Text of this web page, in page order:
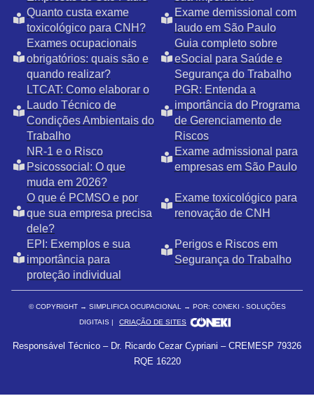
Quanto custa exame
toxicológico para CNH?
Exame demissional com
laudo em São Paulo
Exames ocupacionais
obrigatórios: quais são e
quando realizar?
Guia completo sobre
eSocial para Saúde e
Segurança do Trabalho
LTCAT: Como elaborar o
Laudo Técnico de
Condições Ambientais do
Trabalho
PGR: Entenda a
importância do Programa
de Gerenciamento de
Riscos
NR-1 e o Risco
Psicossocial: O que
muda em 2026?
Exame admissional para
empresas em São Paulo
O que é PCMSO e por
que sua empresa precisa
dele?
Exame toxicológico para
renovação de CNH
EPI: Exemplos e sua
importância para
proteção individual
Perigos e Riscos em
Segurança do Trabalho
© COPYRIGHT → SIMPLIFICA OCUPACIONAL → POR: CONEKI - SOLUÇÕES
DIGITAIS |
CRIAÇÃO DE SITES
Responsável Técnico – Dr. Ricardo Cezar Cypriani – CREMESP 79326
RQE 16220